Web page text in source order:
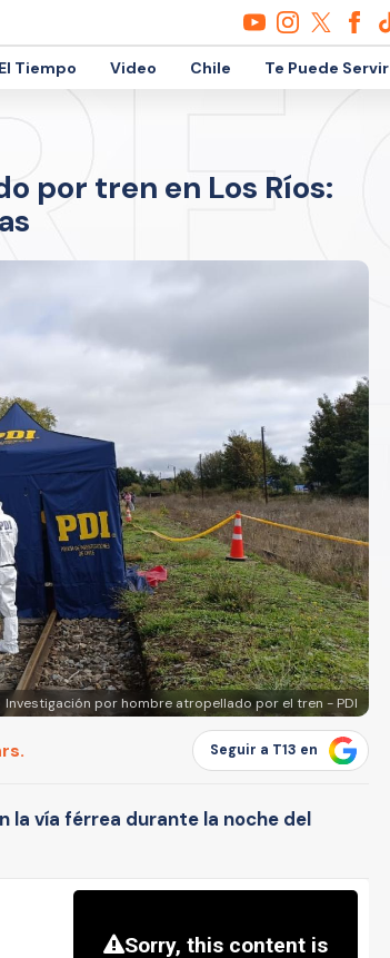
El Tiempo Video Chile Te Puede Servir
por tren en Los Ríos:
Investigación por hombre atropellado por el tren - PDI
Seguir a T13 en
la vía férrea durante la noche del